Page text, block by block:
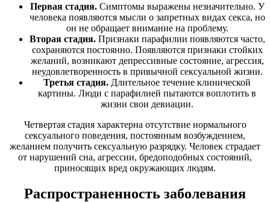
Первая стадия.Симптомы выражены незначительно. У
человека появляются мысли о запретных видах секса, но
он не обращает внимание на проблему.
Вторая стадия.Признаки парафилии появляются часто,
сохраняются постоянно. Появляются признаки стойких
желаний, возникают депрессивные состояние, агрессия,
неудовлетворенность в привычной сексуальной жизни.
Третья стадия. Длительное течение клинической
картины. Люди с парафилией пытаются воплотить в
жизни свои девиации.
Четвертая стадия характерна отсутствие нормального
сексуального поведения, постоянным возбуждением,
желанием получить сексуальную разрядку. Человек страдает
от нарушений сна, агрессии, бредоподобных состояний,
приносящих вред окружающих людям.
Распространенность заболевания